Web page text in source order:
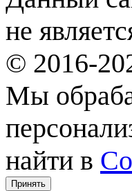
не
© 2016-
Мы
найти в
Принять